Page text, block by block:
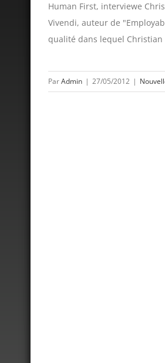
Human First, interviewe
Vivendi, auteur de
qualité dans lequel
ParAdmin | 27/05/2012 |